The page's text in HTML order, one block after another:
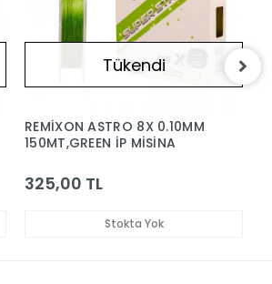
Tükendi
REMİXON ASTRO 8X 0.10MM
150MT,GREEN İP MİSİNA
325,00 TL
Stokta Yok